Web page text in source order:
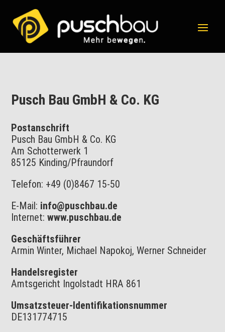
Pusch Bau GmbH & Co. KG
Postanschrift
Pusch Bau GmbH & Co. KG
Am Schotterwerk 1
85125 Kinding/Pfraundorf
Telefon: +49 (0)8467 15-50
E-Mail: info@puschbau.de
Internet:www.puschbau.de
Geschäftsführer
Armin Winter, Michael Napokoj, Werner Schneider
Handelsregister
Amtsgericht Ingolstadt HRA 861
Umsatzsteuer-Identifikationsnummer
DE131774715